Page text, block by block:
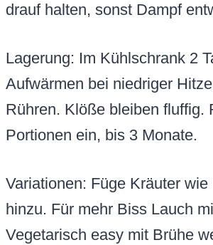
drauf halten, sonst Dampf
Lagerung: Im Kühlschrank 2
Aufwärmen bei niedriger
Rühren. Klöße bleiben fluffig.
Portionen ein, bis 3 Monate.
Variationen: Füge Kräuter
hinzu. Für mehr Biss Lauch
Vegetarisch easy mit Brühe